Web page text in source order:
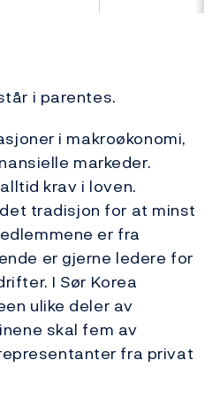
i parentes.
i makroøkonomi,
markeder.
krav i loven.
tradisjon for at minst
er fra
er gjerne ledere for
I Sør Korea
ulike deler av
skal fem av
fra privat